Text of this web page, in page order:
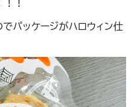
パッケージがハロウィン仕